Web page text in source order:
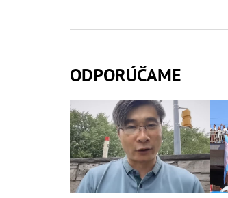
ODPORÚČAME